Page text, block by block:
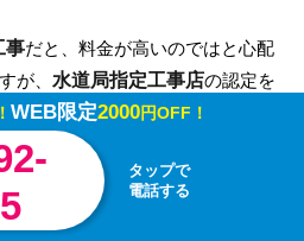
事だと、料金が高いのではと心配
が、水道局指定工事店の認定を
透明性が求められ、一定期間ごと
い業務が求められます。
装置工事技術者ができる仕事
ている業者だからといって、
WEB限定2000円OFF！
タップで
電話する